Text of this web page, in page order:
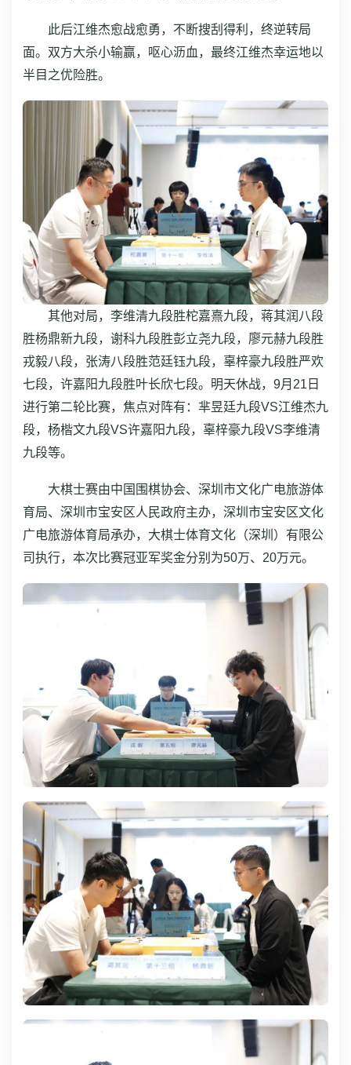
此后江维杰愈战愈勇，不断搜刮得利，终逆转局
面。双方大杀小输赢，呕心沥血，最终江维杰幸运地以
半目之优险胜。
其他对局，李维清九段胜柁嘉熹九段，蒋其润八段
胜杨鼎新九段，谢科九段胜彭立尧九段，廖元赫九段胜
戎毅八段，张涛八段胜范廷钰九段，辜梓豪九段胜严欢
七段，许嘉阳九段胜叶长欣七段。明天休战，9月21日
进行第二轮比赛，焦点对阵有：芈昱廷九段VS江维杰九
段，杨楷文九段VS许嘉阳九段，辜梓豪九段VS李维清
九段等。
大棋士赛由中国围棋协会、深圳市文化广电旅游体
育局、深圳市宝安区人民政府主办，深圳市宝安区文化
广电旅游体育局承办，大棋士体育文化（深圳）有限公
司执行，本次比赛冠亚军奖金分别为50万、20万元。